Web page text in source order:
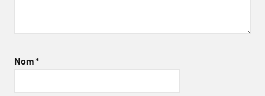
Nom*